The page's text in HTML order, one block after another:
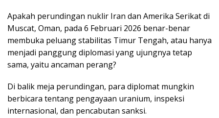
Apakah perundingan nuklir Iran dan Amerika Serikat di
Muscat, Oman, pada 6 Februari 2026 benar-benar
membuka peluang stabilitas Timur Tengah, atau hanya
menjadi panggung diplomasi yang ujungnya tetap
sama, yaitu ancaman perang?
Di balik meja perundingan, para diplomat mungkin
berbicara tentang pengayaan uranium, inspeksi
internasional, dan pencabutan sanksi.